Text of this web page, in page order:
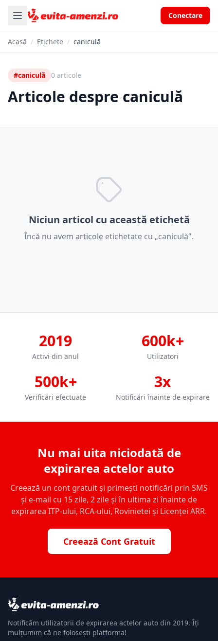
Conectare
Acasă / Etichete / caniculă
#caniculă 0 articole
Articole despre caniculă
Niciun articol cu această etichetă
Încă nu avem articole etichetate cu „caniculă".
2019
Activi din anul
600k+
Utilizatori
500k+
Verificări efectuate
3x
Notificări înainte de expirare
Nu mai uita niciodată de
expirarea actelor auto
Creează un cont gratuit și primești notificări prin SMS
și e-mail cu 15 zile, 2 zile și în ultima zi înainte de
expirarea ITP-ului, RCA-ului, Rovinietei și Licenței ARR.
Creează Cont Gratuit
Notificăm utilizatorii de expirarea actelor auto din 2019. Îți
mulțumim că ne folosești platforma!